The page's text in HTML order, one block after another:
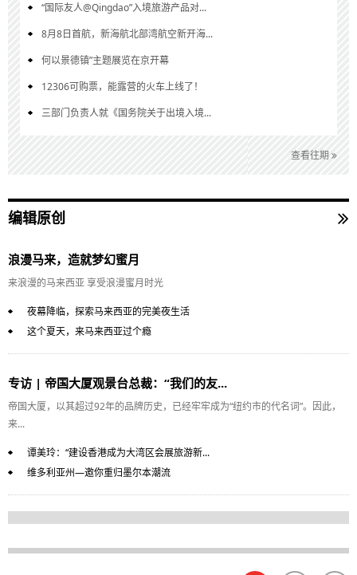
“国际友人@Qingdao”入境旅游产品对...
8月8日首航，新海航北部湾航空新开海...
何以景德镇”主题展览在京开幕
12306可购票，能露营的火车上线了！
三部门负责人就《国务院关于出境入境...
查看往期
编辑原创
浪漫马来，造就梦幻蜜月
来浪漫的马来西亚 享受浪漫蜜月时光
夜幕降临，探索马来西亚的完美夜生活
这个夏天，来马来西亚过个瘾
专访 | 帝国大厦观景台总裁：“我们的友...
帝国大厦，以其超过92年的品牌历史，已经牢牢成为“纽约市的代名词”。因此，
来...
谭美玲：“建设香港成为大湾区会展旅游新...
维多利亚州—邀你重归墨尔本潮流